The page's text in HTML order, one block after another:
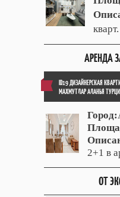
АРЕНДА
ID19 ДИЗАЙНЕРСКАЯ
МАХМУТЛАР АЛАНЬЯ
Город:
2+1 в
ОТ